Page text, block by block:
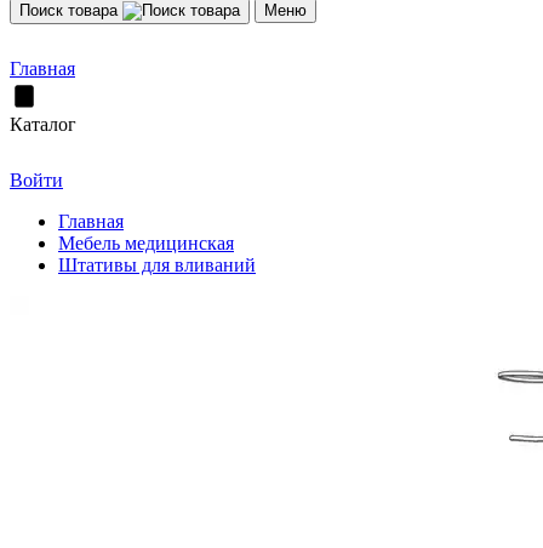
Поиск товара Меню
Главная
Каталог
Войти
Главная
Мебель медицинская
Штативы для вливаний